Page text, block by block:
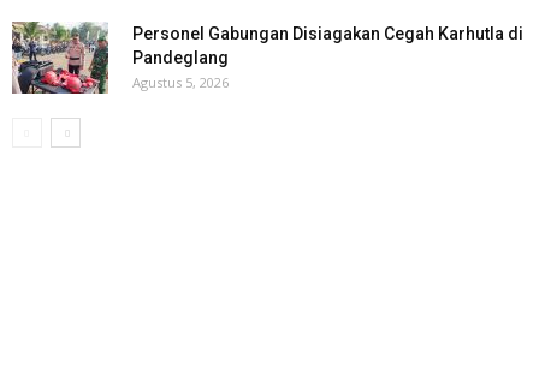
Personel Gabungan Disiagakan Cegah Karhutla di
Pandeglang
Agustus 5, 2026